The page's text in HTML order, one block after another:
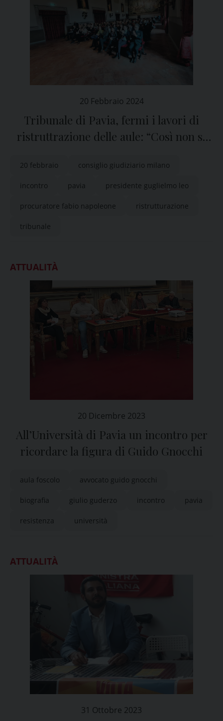
20 Febbraio 2024
Tribunale di Pavia, fermi i lavori di
ristruttrazione delle aule: “Così non si
20 febbraio consiglio giudiziario milano
incontro pavia presidente guglielmo leo
procuratore fabio napoleone ristrutturazione
tribunale
ATTUALITÀ
20 Dicembre 2023
All’Università di Pavia un incontro per
ricordare la figura di Guido Gnocchi
aula foscolo avvocato guido gnocchi
biografia giulio guderzo incontro pavia
resistenza università
ATTUALITÀ
31 Ottobre 2023